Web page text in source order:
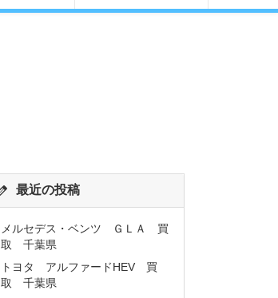
最近の投稿
メルセデス・ベンツ ＧＬＡ 買
取 千葉県
トヨタ アルファードHEV 買
取 千葉県